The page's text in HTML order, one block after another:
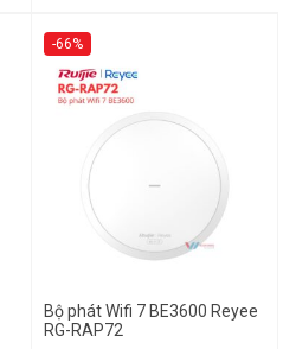
-66%
Bộ phát Wifi 7 BE3600 Reyee
RG-RAP72